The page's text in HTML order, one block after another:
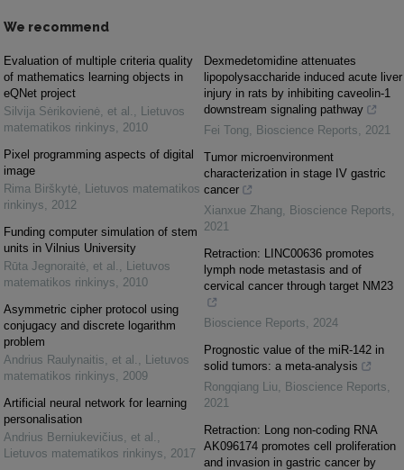
We recommend
Evaluation of multiple criteria quality
of mathematics learning objects in
eQNet project
Silvija Sėrikovienė, et al. , Lietuvos
matematikos rinkinys, 2010
Pixel programming aspects of digital
image
Rima Birškytė, Lietuvos matematikos
rinkinys, 2012
Funding computer simulation of stem
units in Vilnius University
Rūta Jegnoraitė, et al. , Lietuvos
matematikos rinkinys, 2010
Asymmetric cipher protocol using
conjugacy and discrete logarithm
problem
Andrius Raulynaitis, et al. , Lietuvos
matematikos rinkinys, 2009
Artificial neural network for learning
personalisation
Andrius Berniukevičius, et al. ,
Lietuvos matematikos rinkinys, 2017
Dexmedetomidine attenuates
lipopolysaccharide induced acute liver
injury in rats by inhibiting caveolin-1
downstream signaling pathway
Fei Tong, Bioscience Reports, 2021
Tumor microenvironment
characterization in stage IV gastric
cancer
Xianxue Zhang, Bioscience Reports,
2021
Retraction: LINC00636 promotes
lymph node metastasis and of
cervical cancer through target NM23
Bioscience Reports, 2024
Prognostic value of the miR-142 in
solid tumors: a meta-analysis
Rongqiang Liu, Bioscience Reports,
2021
Retraction: Long non-coding RNA
AK096174 promotes cell proliferation
and invasion in gastric cancer by